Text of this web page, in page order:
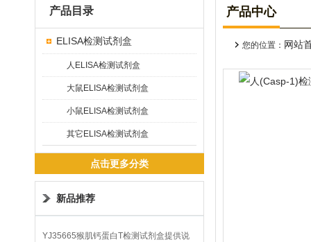
产品目录
ELISA检测试剂盒
人ELISA检测试剂盒
大鼠ELISA检测试剂盒
小鼠ELISA检测试剂盒
其它ELISA检测试剂盒
点击更多分类
新品推荐
YJ35665猴肌钙蛋白T检测试剂盒提供说
产品中心
您的位置： 网站